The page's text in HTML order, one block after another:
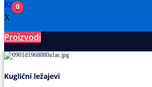
0
X
Proizvodi
Kuglični ležajevi